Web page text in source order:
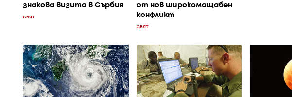
знакова визита в Сърбия
СВЯТ
от нов широкомащабен
конфликт
СВЯТ